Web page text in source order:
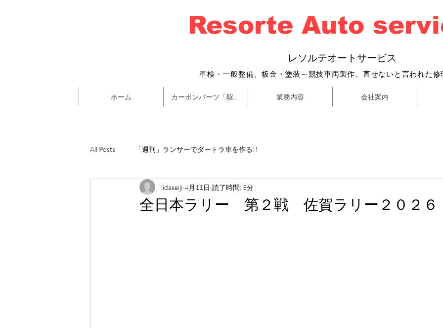
Resorte Auto
レソルテオートサービス
車検・一般整備、 板金・塗装～ 競技車両製作、直せないと言われた修
ホーム カーボンパーツ「駆」 業務内容 会社案内
All Posts 「週刊」ランサーでダートラ車を作る!!
全日本ラリー 第２戦 佐賀ラリー２０２６
iidaseiji 4月11日 読了時間: 5分